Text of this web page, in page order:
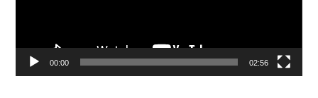
00:00 02:56